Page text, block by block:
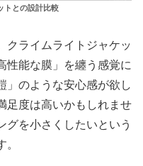
トとの設計比較
クライムライトジャケッ
性能な膜」を纏う感覚に
」のような安心感が欲し
足度は高いかもしれませ
グを小さくしたいという